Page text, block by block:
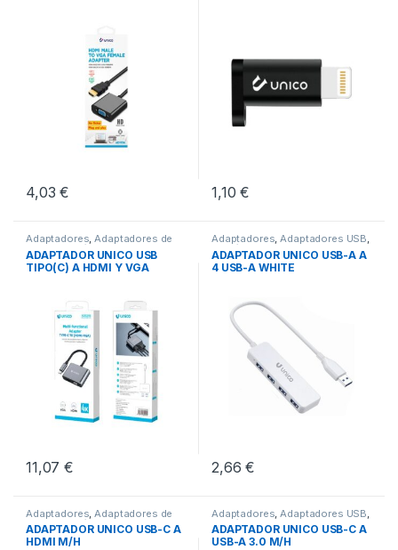
4,03€ 1,10€
Adaptadores,Adaptadores de
Video,Periféricos
ADAPTADOR UNICO USB
TIPO(C) A HDMI Y VGA
11,07€
Adaptadores,Adaptadores USB,
Periféricos
ADAPTADOR UNICO USB-A A
4 USB-A WHITE
2,66€
Adaptadores Adaptadores de
Video,Periféricos
ADAPTADOR UNICO USB-C A
HDMI M/H
Adaptadores Adaptadores USB
Periféricos
ADAPTADOR UNICO USB-C A
USB-A 3.0 M/H